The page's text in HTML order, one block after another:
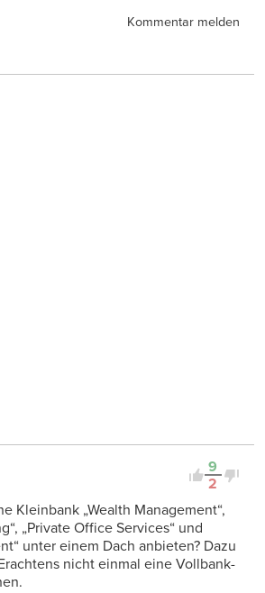
Kommentar melden
9
2
Kleinbank „Wealth Management“,
„Private Office Services“ und
unter einem Dach anbieten? Dazu
nicht einmal eine Vollbank-